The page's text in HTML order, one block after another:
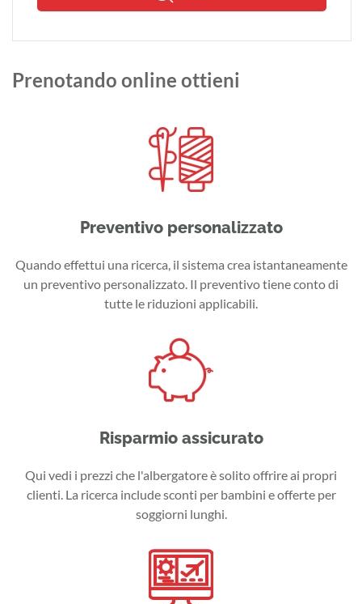
Prenotando online ottieni
Preventivo personalizzato
Quando effettui una ricerca, il sistema crea istantaneamente
un preventivo personalizzato. Il preventivo tiene conto di
tutte le riduzioni applicabili.
Risparmio assicurato
Qui vedi i prezzi che l'albergatore è solito offrire ai propri
clienti. La ricerca include sconti per bambini e offerte per
soggiorni lunghi.